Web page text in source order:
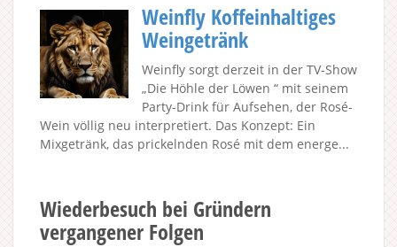
Weinfly Koffeinhaltiges
Weingetränk
Weinfly sorgt derzeit in der TV-Show
„Die Höhle der Löwen “ mit seinem
Party-Drink für Aufsehen, der Rosé-
Wein völlig neu interpretiert. Das Konzept: Ein
Mixgetränk, das prickelnden Rosé mit dem energe...
Wiederbesuch bei Gründern
vergangener Folgen